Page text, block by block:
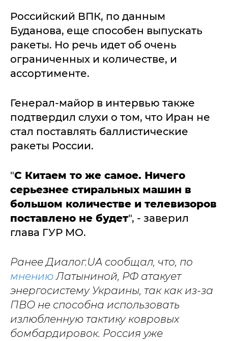
Российский ВПК, по данным
Буданова, еще способен выпускать
ракеты. Но речь идет об очень
ограниченных и количестве, и
ассортименте.
Генерал-майор в интервью также
подтвердил слухи о том, что Иран не
стал поставлять баллистические
ракеты России.
"С Китаем то же самое. Ничего
серьезнее стиральных машин в
большом количестве и телевизоров
поставлено не будет", - заверил
глава ГУР МО.
Ранее Диалог.UA сообщал, что, по
мнениюЛатыниной, РФ атакует
энергосистему Украины, так как из-за
ПВО не способна использовать
излюбленную тактику ковровых
бомбардировок. Россия уже